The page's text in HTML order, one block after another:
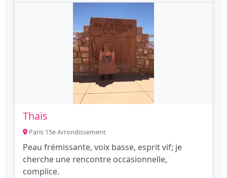
Thaïs
Paris 15e Arrondissement
Peau frémissante, voix basse, esprit vif; je
cherche une rencontre occasionnelle,
complice.